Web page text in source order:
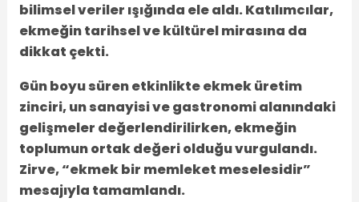
bilimsel veriler ışığında ele aldı. Katılımcılar,
ekmeğin tarihsel ve kültürel mirasına da
dikkat çekti.
Gün boyu süren etkinlikte ekmek üretim
zinciri, un sanayisi ve gastronomi alanındaki
gelişmeler değerlendirilirken, ekmeğin
toplumun ortak değeri olduğu vurgulandı.
Zirve, “ekmek bir memleket meselesidir”
mesajıyla tamamlandı.